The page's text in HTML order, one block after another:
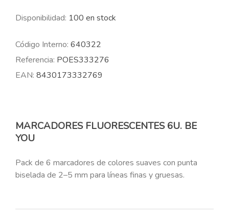
Disponibilidad: 100 en stock
Código Interno: 640322
Referencia: POES333276
EAN: 8430173332769
MARCADORES FLUORESCENTES 6U. BE
YOU
Pack de 6 marcadores de colores suaves con punta
biselada de 2–5 mm para líneas finas y gruesas.